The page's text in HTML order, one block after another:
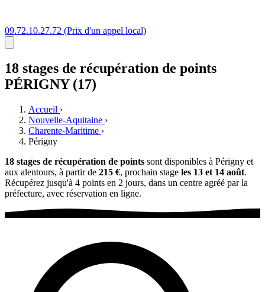
09.72.10.27.72 (Prix d'un appel local)
18 stages de récupération de points
PÉRIGNY (17)
Accueil ›
Nouvelle-Aquitaine ›
Charente-Maritime ›
Périgny
18 stages de récupération de points sont disponibles à Périgny et
aux alentours, à partir de 215 €, prochain stage les 13 et 14 août.
Récupérez jusqu'à 4 points en 2 jours, dans un centre agréé par la
préfecture, avec réservation en ligne.